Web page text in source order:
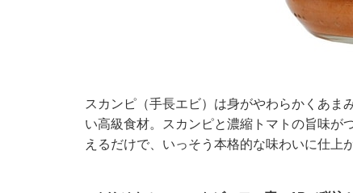
スカンピ（手長エビ）は身がやわらかくあま
い高級食材。スカンピと濃縮トマトの旨味が
えるだけで、いっそう本格的な味わいに仕